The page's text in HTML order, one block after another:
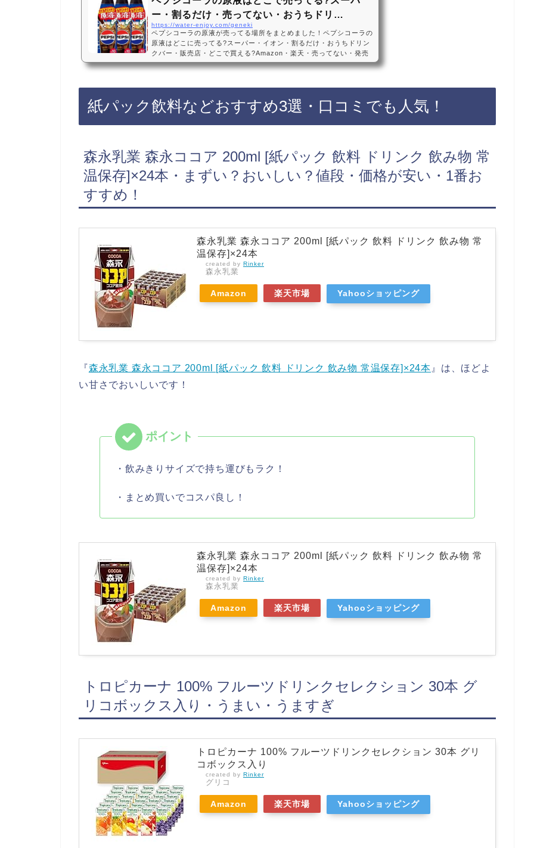
ー・割るだけ・売ってない・おうちドリ…
https://water-enjoy.com/geneki
ペプシコーラの原液が売ってる場所をまとめました！ペプシコーラの
原液はどこに売ってる?スーパー・イオン・割るだけ・おうちドリン
クバー・販売店・どこで買える?Amazon・楽天・売ってない・発売
日・2025年2月18日発売予定・コカコーラ・デカビタCペプシコーラ
ミでも人気！【炭酸水と割って飲む】おうちドリンクバー ペプシコ
ーラ 炭酸飲…
紙パック飲料などおすすめ3選・口コミでも人気！
森永乳業 森永ココア 200ml [紙パック 飲料 ドリンク 飲み物 常
温保存]×24本・まずい？おいしい？値段・価格が安い・1番お
すすめ！
森永乳業 森永ココア 200ml [紙パック 飲料 ドリンク 飲み物 常
温保存]×24本
created by Rinker
森永乳業
Amazon 楽天市場 Yahooショッピング
『森永乳業 森永ココア 200ml [紙パック 飲料 ドリンク 飲み物 常温保存]×24本 』は、ほどよ
い甘さでおいしいです！
・飲みきりサイズで持ち運びもラク！
・まとめ買いでコスパ良し！
森永乳業 森永ココア 200ml [紙パック 飲料 ドリンク 飲み物 常
温保存]×24本
created by Rinker
森永乳業
Amazon 楽天市場 Yahooショッピング
トロピカーナ 100% フルーツドリンクセレクション 30本 グ
リコボックス入り・うまい・うますぎ
トロピカーナ 100% フルーツドリンクセレクション 30本 グリ
コボックス入り
created by Rinker
グリコ
Amazon 楽天市場 Yahooショッピング